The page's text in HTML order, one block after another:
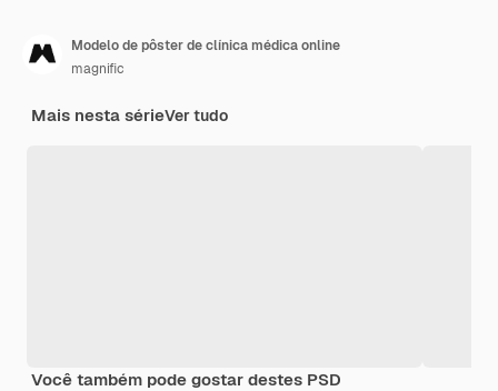
Modelo de pôster de clínica médica online
magnific
Mais nesta sérieVer tudo
Você também pode gostar destes PSD